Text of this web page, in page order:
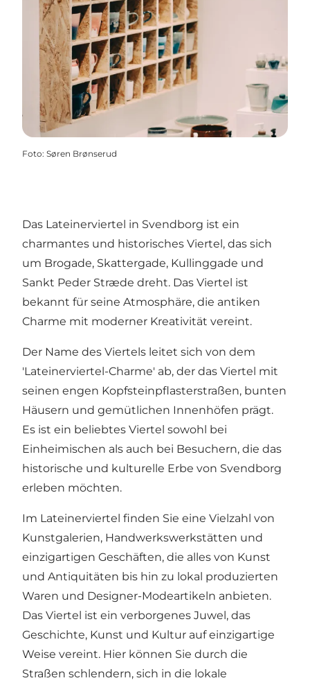
Foto: Søren Brønserud
Das Lateinerviertel in Svendborg ist ein
charmantes und historisches Viertel, das sich
um Brogade, Skattergade, Kullinggade und
Sankt Peder Stræde dreht. Das Viertel ist
bekannt für seine Atmosphäre, die antiken
Charme mit moderner Kreativität vereint.
Der Name des Viertels leitet sich von dem
'Lateinerviertel-Charme' ab, der das Viertel mit
seinen engen Kopfsteinpflasterstraßen, bunten
Häusern und gemütlichen Innenhöfen prägt.
Es ist ein beliebtes Viertel sowohl bei
Einheimischen als auch bei Besuchern, die das
historische und kulturelle Erbe von Svendborg
erleben möchten.
Im Lateinerviertel finden Sie eine Vielzahl von
Kunstgalerien, Handwerkswerkstätten und
einzigartigen Geschäften, die alles von Kunst
und Antiquitäten bis hin zu lokal produzierten
Waren und Designer-Modeartikeln anbieten.
Das Viertel ist ein verborgenes Juwel, das
Geschichte, Kunst und Kultur auf einzigartige
Weise vereint. Hier können Sie durch die
Straßen schlendern, sich in die lokale